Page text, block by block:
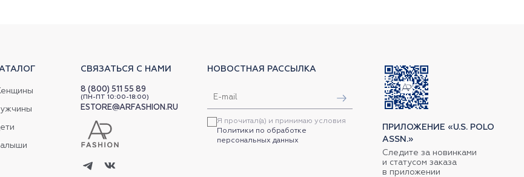
СВЯЗАТЬСЯ С НАМИ
8 (800) 511 55 89
(ПН-ПТ 10:00-18:00)
ESTORE@ARFASHION.RU
НОВОСТНАЯ РАССЫЛКА
Я прочитал(а) и принимаю условия
Политики по обработке
персональных данных
ПРИЛОЖЕНИЕ «U.S. POLO
ASSN.»
Следите за новинками
и статусом заказа
в приложении